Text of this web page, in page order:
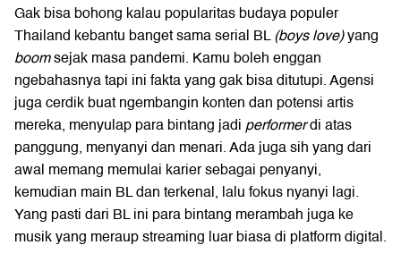
Gak bisa bohong kalau popularitas budaya populer
Thailand kebantu banget sama serial BL(boys love)yang
boomsejak masa pandemi. Kamu boleh enggan
ngebahasnya tapi ini fakta yang gak bisa ditutupi. Agensi
juga cerdik buat ngembangin konten dan potensi artis
mereka, menyulap para bintang jadiperformerdi atas
panggung, menyanyi dan menari. Ada juga sih yang dari
awal memang memulai karier sebagai penyanyi,
kemudian main BL dan terkenal, lalu fokus nyanyi lagi.
Yang pasti dari BL ini para bintang merambah juga ke
musik yang meraup streaming luar biasa di platform digital.